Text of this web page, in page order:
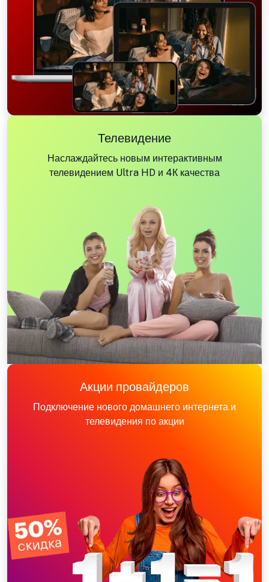
Телевидение
Наслаждайтесь новым интерактивным
телевидением Ultra HD и 4К качества
Акции провайдеров
Подключение нового домашнего интернета и
телевидения по акции